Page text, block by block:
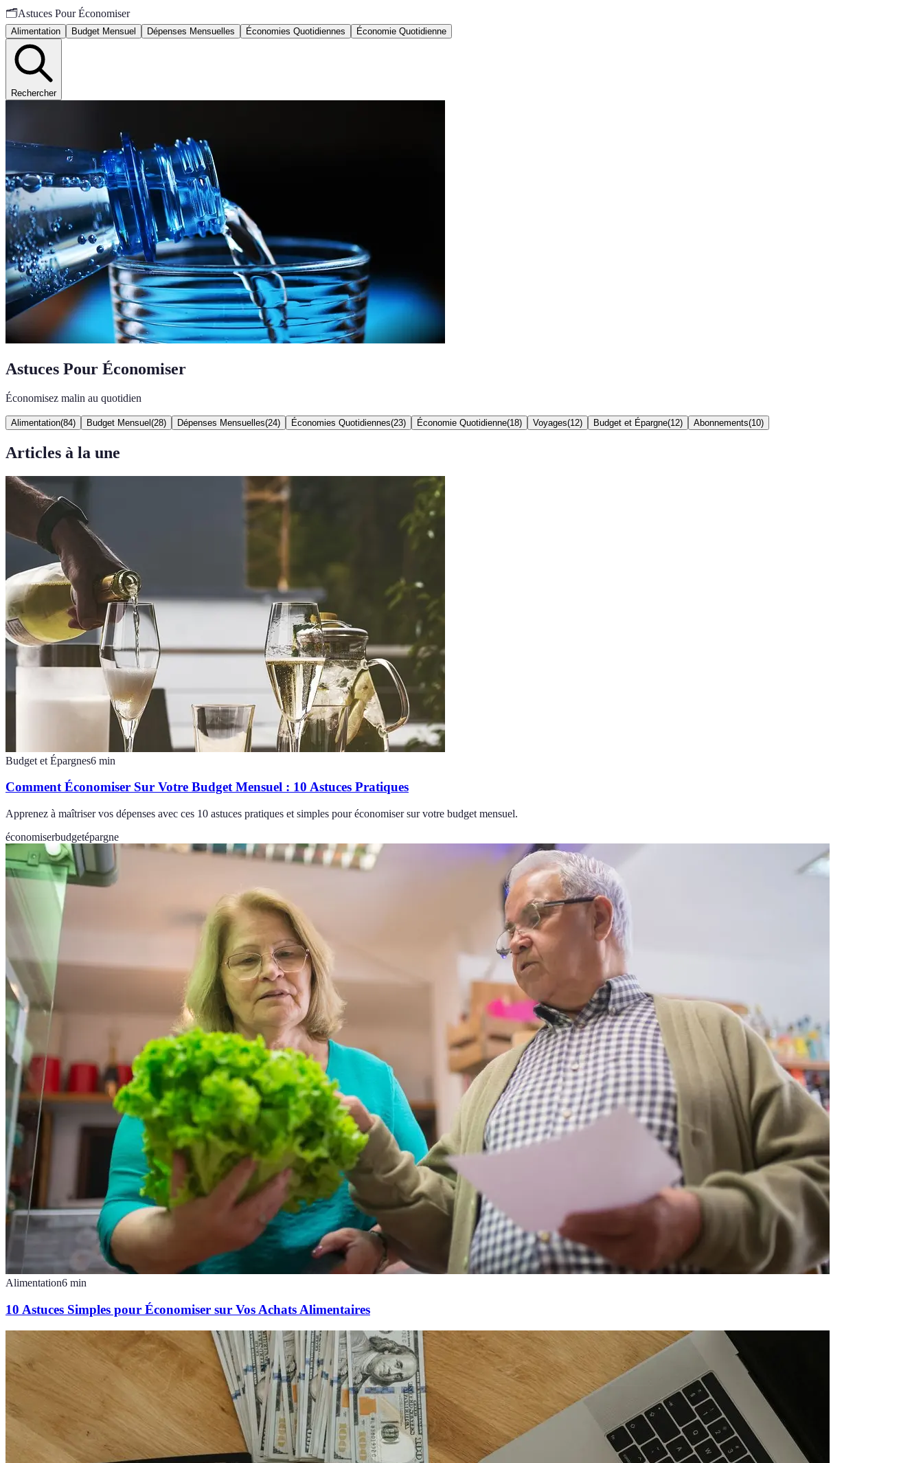
🗂️Astuces Pour Économiser
Alimentation Budget Mensuel Dépenses Mensuelles Économies Quotidiennes Économie Quotidienne
Rechercher
Astuces Pour Économiser
Économisez malin au quotidien
Alimentation(84) Budget Mensuel (28) Dépenses Mensuelles(24) Économies Quotidiennes(23) Économie Quotidienne(18) Voyages(12) Budget et Épargne(12) Abonnements(10)
Articles à la une
Budget et Épargnes6 min
Comment Économiser Sur Votre Budget Mensuel : 10 Astuces Pratiques
Apprenez à maîtriser vos dépenses avec ces 10 astuces pratiques et simples pour économiser sur votre budget mensuel.
économiserbudgetépargne
Alimentation6 min
10 Astuces Simples pour Économiser sur Vos Achats Alimentaires